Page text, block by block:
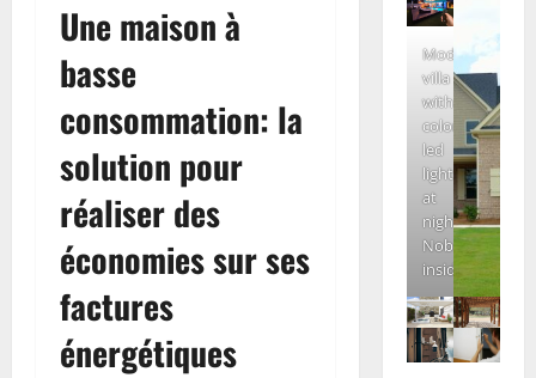
Une maison à
basse
consommation: la
solution pour
réaliser des
économies sur ses
factures
énergétiques
Modern
villa
with
colored
led
lights
at
night.
Nobody
inside